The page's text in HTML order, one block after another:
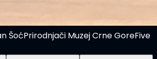
ŠoćPrirodnjači Muzej Crne GoreFive